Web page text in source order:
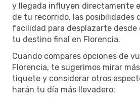
y llegada influyen directamente
de tu recorrido, las posibilidades
facilidad para desplazarte desde
tu destino final en Florencia.
Cuando compares opciones de
Florencia, te sugerimos mirar
tiquete y considerar otros
harán tu día más llevadero: